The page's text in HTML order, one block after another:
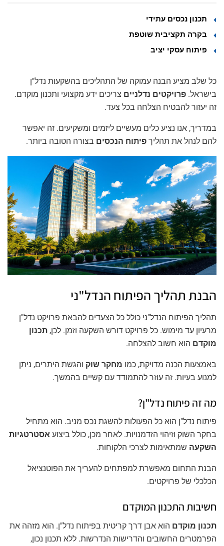
תכנון נכסים עתידי
בקרה תקציבית שוטפת
פיתוח עסקי יציב
כל שלב מציע הבנה עמוקה של התהליכים בהשקעות נדל"ן
בישראל. פרויקטים נדלניים צריכים ידע מקצועי ותכנון מוקדם.
זה יעזור להבטיח הצלחה בכל צעד.
במדריך, אנו נציע כלים מעשיים ליזמים ומשקיעים. זה יאפשר
להם לנהל את תהליך פיתוח הנכסים בצורה הטובה ביותר.
הבנת תהליך הפיתוח הנדל"ני
תהליך הפיתוח הנדל"ני כולל כל הצעדים להבאת פרויקט נדל"ן
מרעיון עד מימוש. כל פרויקט דורש השקעה וזמן. לכן, תכנון
מוקדם הוא חשוב להצלחה.
באמצעות הכנה מדויקת, כמו מחקר שוק והגשת היתרים, ניתן
למנוע בעיות. זה עוזר להתמודד עם קשיים בהמשך.
מה זה פיתוח נדל"ן?
פיתוח נדל"ן הוא כל הפעולות להשגת נכס מניב. הוא מתחיל
בחקר השוק וזיהוי הזדמנויות. לאחר מכן, כולל ביצוע אסטרטגיות
השקעה שמתאימות לצרכי הלקוחות.
הבנת התחום מאפשרת למפתחים להעריך את הפוטנציאל
הכלכלי של פרויקטים.
חשיבות התכנון המוקדם
תכנון מוקדם הוא אבן דרך קריטית בפיתוח נדל"ן. הוא מזהה את
הפרמטרים החשובים והדרישות הנדרשות. ללא תכנון נכון,